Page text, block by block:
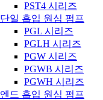
PST4 시리즈
단일 흡입 원심 펌프
PGL 시리즈
PGLH 시리즈
PGW 시리즈
PGWB 시리즈
PGWH 시리즈
엔드 흡입 원심 펌프